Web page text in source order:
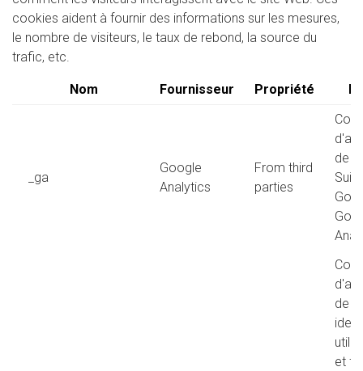
cookies aident à fournir des informations sur les mesures,
le nombre de visiteurs, le taux de rebond, la source du
trafic, etc.
Nom Fournisseur Propriété
_ga
Google
Analytics
From third
parties
de
de
et